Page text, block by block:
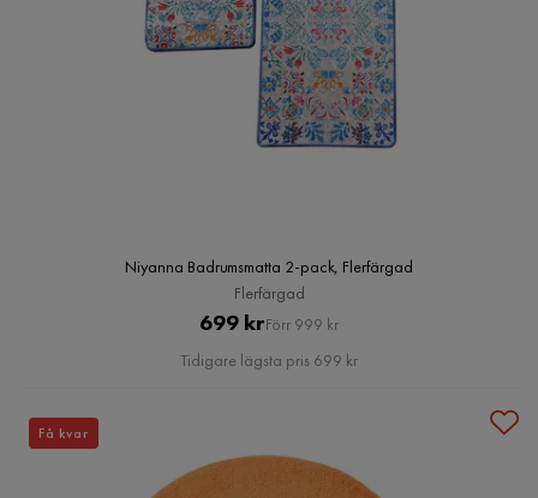
Niyanna Badrumsmatta 2-pack, Flerfärgad
Flerfärgad
Pris
699 krOriginal
Pris
Förr 999 kr
Tidigare lägsta pris 699 kr
Få kvar